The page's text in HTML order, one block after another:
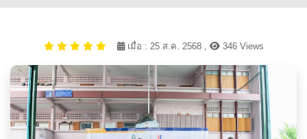
เมื่อ : 25 ส.ค. 2568 , 346 Views